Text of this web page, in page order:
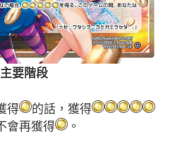
主要階段
得
的話，獲得
會再獲得
。